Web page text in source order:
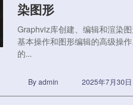
染图形
Graphviz库创建、编辑和渲染
基本操作和图形编辑的高级操
的...
By admin 2025年7月30